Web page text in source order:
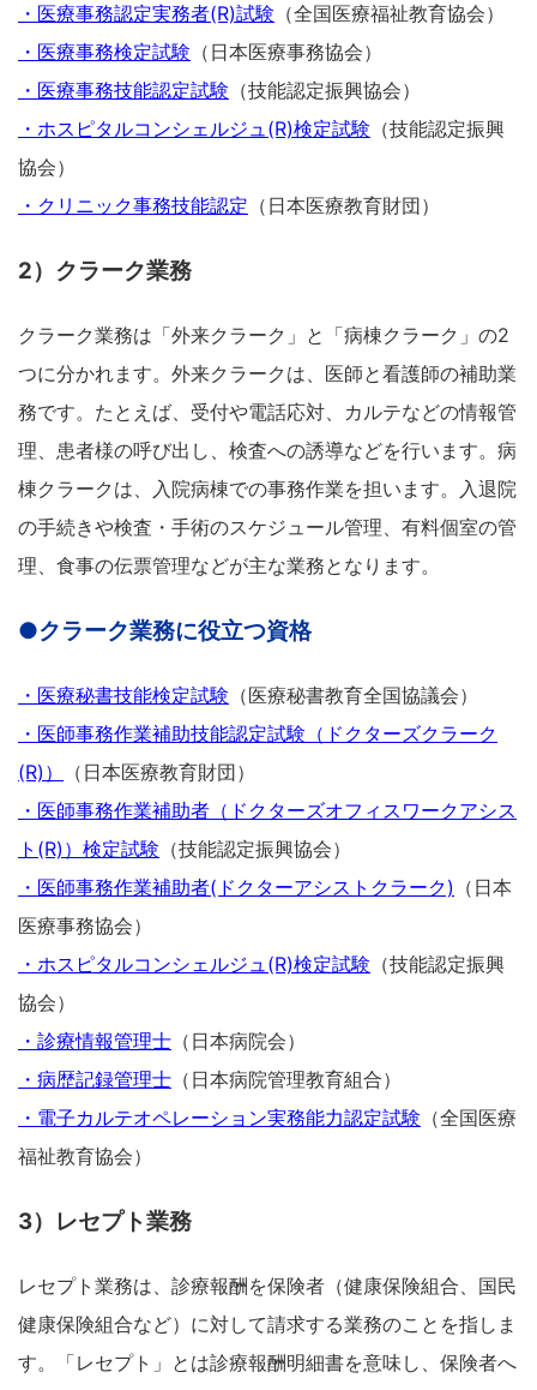
・医療事務認定実務者(R)試験 （全国医療福祉教育協会）
・医療事務検定試験 （日本医療事務協会）
・医療事務技能認定試験 （技能認定振興協会）
・ホスピタルコンシェルジュ(R)検定試験 （技能認定振興
協会）
・クリニック事務技能認定 （日本医療教育財団）
2）クラーク業務
クラーク業務は「外来クラーク」と「病棟クラーク」の2
つに分かれます。外来クラークは、医師と看護師の補助業
務です。たとえば、受付や電話応対、カルテなどの情報管
理、患者様の呼び出し、検査への誘導などを行います。病
棟クラークは、入院病棟での事務作業を担います。入退院
の手続きや検査・手術のスケジュール管理、有料個室の管
理、食事の伝票管理などが主な業務となります。
●クラーク業務に役立つ資格
・医療秘書技能検定試験 （医療秘書教育全国協議会）
・医師事務作業補助技能認定試験（ドクターズクラーク
(R)）
（日本医療教育財団）
・医師事務作業補助者（ドクターズオフィスワークアシス
ト(R)）検定試験 （技能認定振興協会）
・医師事務作業補助者(ドクターアシストクラーク) （日本
医療事務協会）
・ホスピタルコンシェルジュ(R)検定試験 （技能認定振興
協会）
・診療情報管理士 （日本病院会）
・病歴記録管理士 （日本病院管理教育組合）
・電子カルテオペレーション実務能力認定試験 （全国医療
福祉教育協会）
3）レセプト業務
レセプト業務は、診療報酬を保険者（健康保険組合、国民
健康保険組合など）に対して請求する業務のことを指しま
す。「レセプト」とは診療報酬明細書を意味し、保険者へ